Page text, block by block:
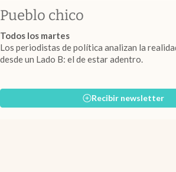
Pueblo chico
Todos los martes
Los periodistas de política analizan la
desde un Lado B: el de estar adentro.
Recibir newsletter